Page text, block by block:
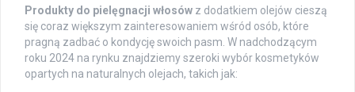
Produkty do pielęgnacji włosów z dodatkiem olejów cieszą
się coraz większym zainteresowaniem wśród osób, które
pragną zadbać o kondycję swoich pasm. W nadchodzącym
roku 2024 na rynku znajdziemy szeroki wybór kosmetyków
opartych na naturalnych olejach, takich jak: